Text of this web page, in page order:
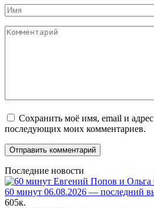
Имя
Комментарий
Сохранить моё имя, email и адрес
последующих моих комментариев.
Последние новости
60 минут 06.08.2026 — последний
605к.